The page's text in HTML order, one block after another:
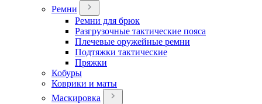
Ремни
Ремни для брюк
Разгрузочные тактические пояса
Плечевые оружейные ремни
Подтяжки тактические
Пряжки
Кобуры
Коврики и маты
Маскировка